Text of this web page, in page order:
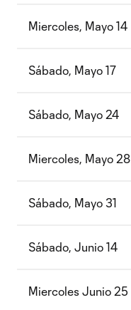
Miercoles, Mayo 14
Sábado, Mayo 17
Sábado, Mayo 24
Miercoles, Mayo 28
Sábado, Mayo 31
Sábado, Junio 14
Miercoles Junio 25